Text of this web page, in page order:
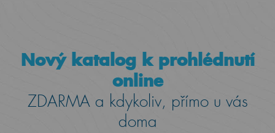
Nový katalog k prohlédnutí
online
ZDARMA a kdykoliv, přímo u vás
doma